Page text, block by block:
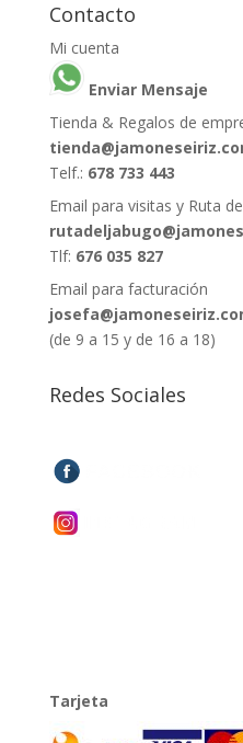
Contacto
Mi cuenta
Enviar Mensaje
Tienda & Regalos de
Telf.: 678 733 443
Email para visitas y Ruta
Tlf: 676 035 827
Email para facturación
(de 9 a 15 y de 16 a 18)
Redes Sociales
Tarjeta